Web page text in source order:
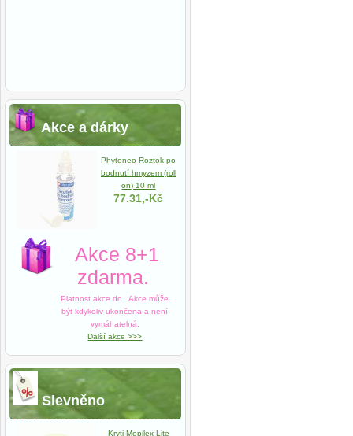
Akce a dárky
Phyteneo Roztok po
bodnutí hmyzem (roll
on) 10 ml
77.31,-Kč
Akce 8+1
zdarma.
Platnost akce do
. Akce může
být kdykoliv ukončena a není
vymáhatelná.
Další akce >>>
Slevněno
Kryti Mepilex Lite